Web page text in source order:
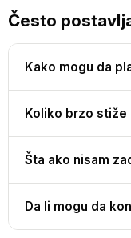
Često
Kako mogu da
Koliko brzo stiže
Šta ako nisam
Da li mogu da